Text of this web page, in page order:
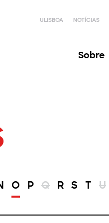
ULISBOA NOTÍCIAS
Sobre
O P Q R S T U